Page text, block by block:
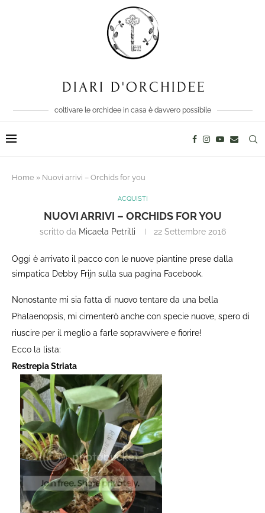
coltivare le orchidee in casa è davvero possibile
Home » Nuovi arrivi – Orchids for you
ACQUISTI
NUOVI ARRIVI – ORCHIDS FOR YOU
scritto da Micaela Petrilli 22 Settembre 2016
Oggi è arrivato il pacco con le nuove piantine prese dalla
simpatica Debby Frijn sulla sua pagina Facebook.
Nonostante mi sia fatta di nuovo tentare da una bella
Phalaenopsis, mi cimenterò anche con specie nuove, spero di
riuscire per il meglio a farle sopravvivere e fiorire!
Ecco la lista:
Restrepia Striata